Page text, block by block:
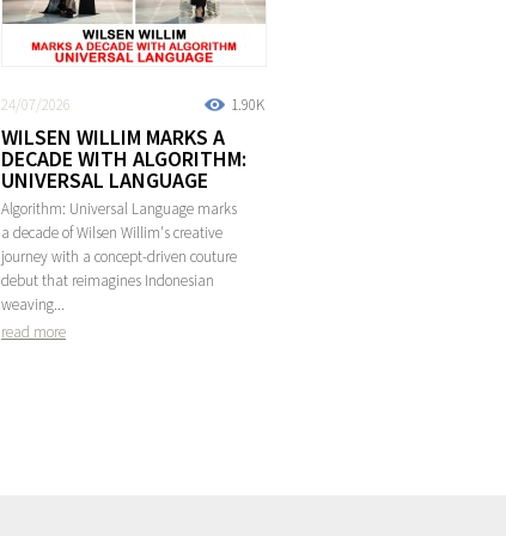
1.90K
24/07/2026
WILSEN WILLIM MARKS A
DECADE WITH ALGORITHM:
UNIVERSAL LANGUAGE
Algorithm: Universal Language marks
a decade of Wilsen Willim's creative
journey with a concept-driven couture
debut that reimagines Indonesian
weaving...
read more